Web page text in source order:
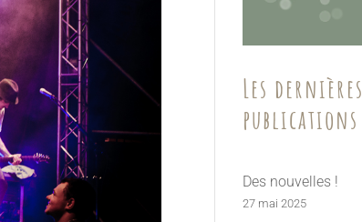
Les dernières
publications
Des nouvelles !
27 mai 2025